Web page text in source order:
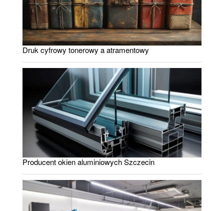
Druk cyfrowy tonerowy a atramentowy
Producent okien aluminiowych Szczecin